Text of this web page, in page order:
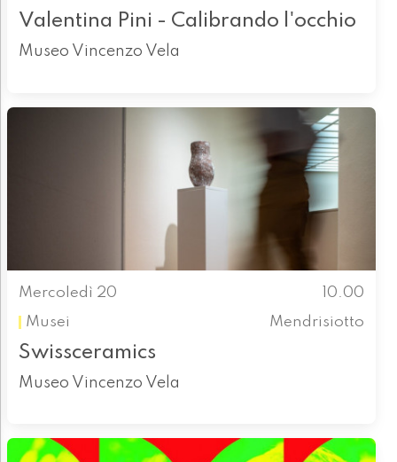
Valentina Pini - Calibrando l'occhio
Museo Vincenzo Vela
Mercoledì 20
10.00
Musei
Mendrisiotto
Swissceramics
Museo Vincenzo Vela